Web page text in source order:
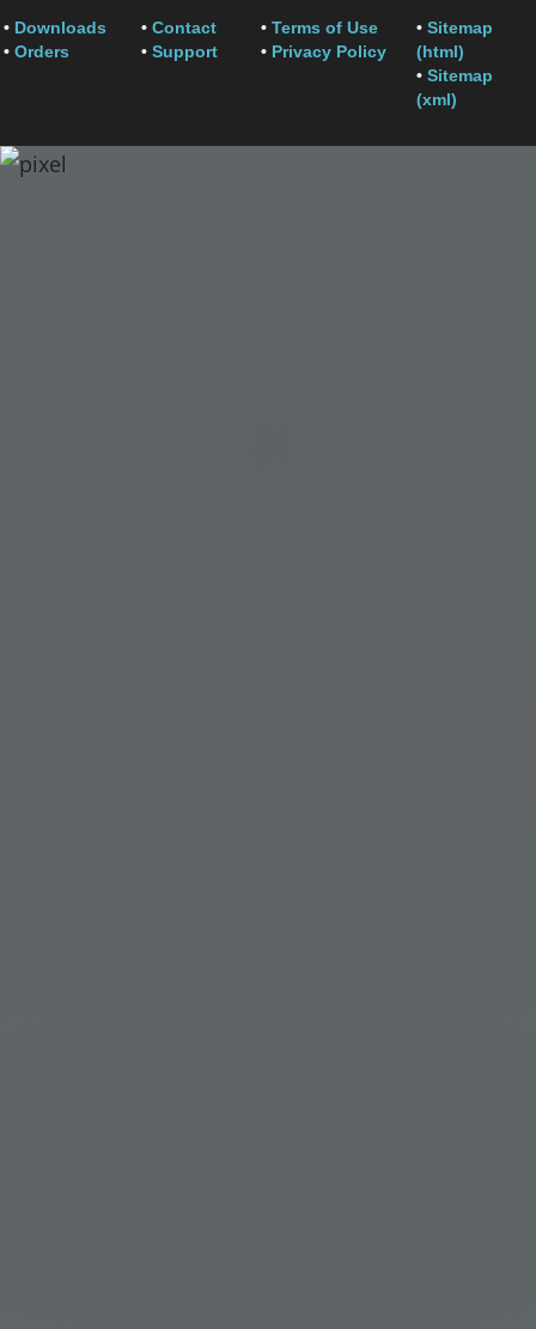
• Downloads
• Orders
• Contact
• Support
• Terms of Use
• Privacy Policy
• Sitemap
(html)
• Sitemap
(xml)